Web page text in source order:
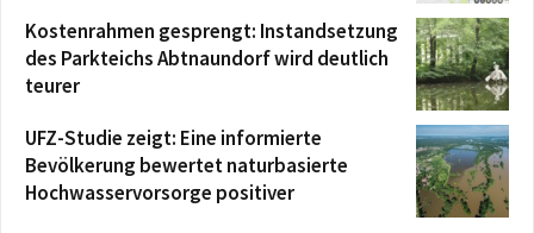
Kostenrahmen gesprengt: Instandsetzung
des Parkteichs Abtnaundorf wird deutlich
teurer
UFZ-Studie zeigt: Eine informierte
Bevölkerung bewertet naturbasierte
Hochwasservorsorge positiver